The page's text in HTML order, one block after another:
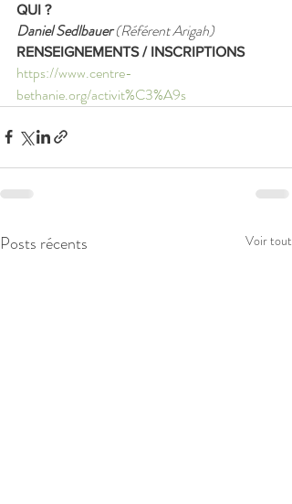
​QUI ?
Daniel Sedlbauer (Référent Arigah)
RENSEIGNEMENTS / INSCRIPTIONS
https://www.centre-
bethanie.org/activit%C3%A9s
Posts récents Voir tout